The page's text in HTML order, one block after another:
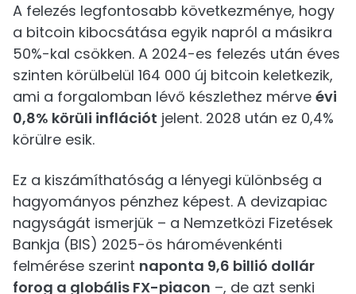
A felezés legfontosabb következménye, hogy
a bitcoin kibocsátása egyik napról a másikra
50%-kal csökken. A 2024-es felezés után éves
szinten körülbelül 164 000 új bitcoin keletkezik,
ami a forgalomban lévő készlethez mérve évi
0,8% körüli inflációt jelent. 2028 után ez 0,4%
körülre esik.
Ez a kiszámíthatóság a lényegi különbség a
hagyományos pénzhez képest. A devizapiac
nagyságát ismerjük – a Nemzetközi Fizetések
Bankja (BIS) 2025-ös háromévenkénti
felmérése szerint naponta 9,6 billió dollár
forog a globális FX-piacon –, de azt senki